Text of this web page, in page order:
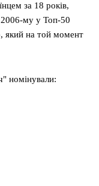
за 18 років,
му у Топ-50
який на той момент
номінували: